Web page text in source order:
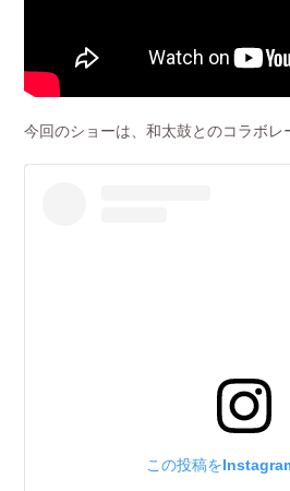
今回のショーは、和太鼓とのコラボレ